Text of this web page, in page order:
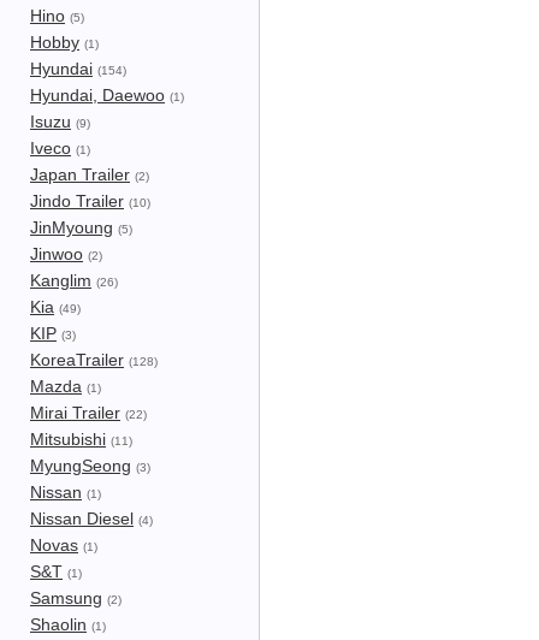
Hino (5)
Hobby (1)
Hyundai (154)
Hyundai, Daewoo (1)
Isuzu (9)
Iveco (1)
Japan Trailer (2)
Jindo Trailer (10)
JinMyoung (5)
Jinwoo (2)
Kanglim (26)
Kia (49)
KIP (3)
KoreaTrailer (128)
Mazda (1)
Mirai Trailer (22)
Mitsubishi (11)
MyungSeong (3)
Nissan (1)
Nissan Diesel (4)
Novas (1)
S&T (1)
Samsung (2)
Shaolin (1)